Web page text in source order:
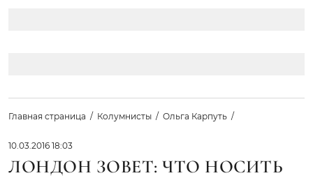
Главная страница Колумнисты Ольга Карпуть
10.03.2016 18:03
ЛОНДОН ЗОВЕТ: ЧТО НОСИТЬ